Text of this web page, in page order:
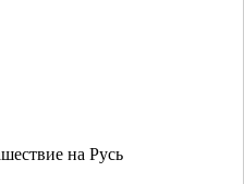
на Русь